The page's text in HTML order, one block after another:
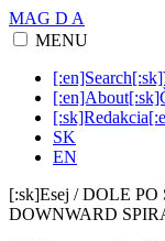
MAG D A
MENU
SK
EN
[:sk]Esej / DOLE PO
DOWNWARD